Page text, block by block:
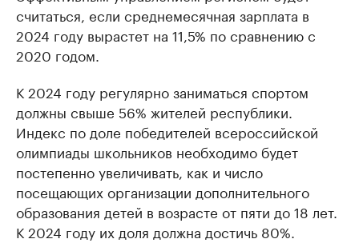
считаться, если среднемесячная зарплата в
2024 году вырастет на 11,5% по сравнению с
2020 годом.
К 2024 году регулярно заниматься спортом
должны свыше 56% жителей республики.
Индекс по доле победителей всероссийской
олимпиады школьников необходимо будет
постепенно увеличивать, как и число
посещающих организации дополнительного
образования детей в возрасте от пяти до 18 лет.
К 2024 году их доля должна достичь 80%.